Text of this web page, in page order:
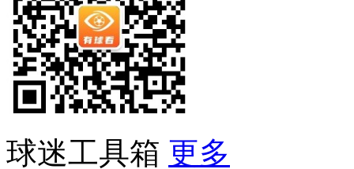
球迷工具箱 更多